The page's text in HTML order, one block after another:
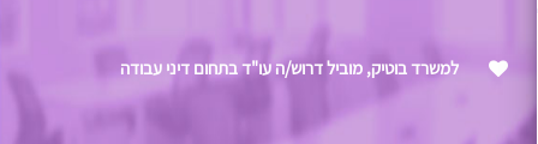
למשרד בוטיק, מוביל דרוש/ה עו"ד בתחום דיני עבודה